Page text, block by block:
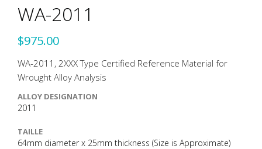
WA-2011
$975.00
WA-2011, 2XXX Type Certified Reference Material for
Wrought Alloy Analysis
ALLOY DESIGNATION
2011
TAILLE
64mm diameter x 25mm thickness (Size is Approximate)